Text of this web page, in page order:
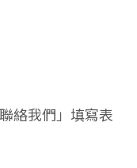
絡我們」填寫表